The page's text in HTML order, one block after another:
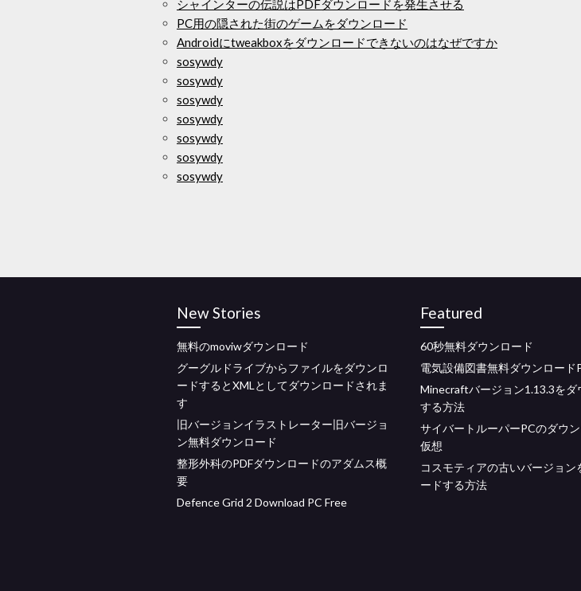
シャインターの伝説はPDFダウンロードを発生させる
PC用の隠された街のゲームをダウンロード
Androidにtweakboxをダウンロードできないのはなぜですか
sosywdy
sosywdy
sosywdy
sosywdy
sosywdy
sosywdy
sosywdy
New Stories
無料のmoviwダウンロード
グーグルドライブからファイルをダウンロ
ードするとXMLとしてダウンロードされま
す
旧バージョンイラストレーター旧バージョ
ン無料ダウンロード
整形外科のPDFダウンロードのアダムス概
要
Defence Grid 2 Download PC Free
Featured
60秒無料ダウンロード
電気設備図書無料ダウンロード
Minecraftバージョン1.13.3をダ
する方法
サイバートルーパーPCのダウ
仮想
コスモティアの古いバージョン
ードする方法